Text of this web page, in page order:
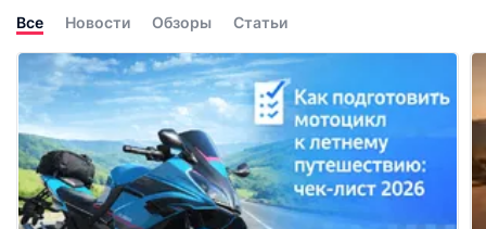
Все Новости Обзоры Статьи